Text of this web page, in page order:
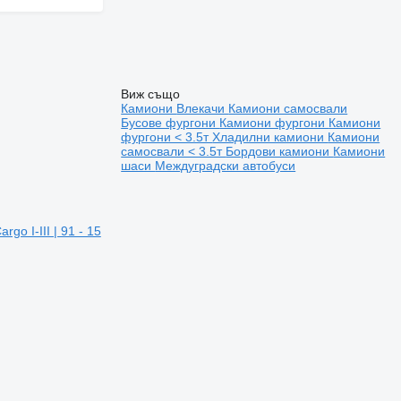
I-III | 91 - 15
Виж също
Камиони Влекачи Камиони самосвали
Бусове фургони Камиони фургони Камиони
фургони < 3.5тХладилни камиони Камиони
самосвали < 3.5т Бордови камиони Камиони
шаси Междуградски автобуси